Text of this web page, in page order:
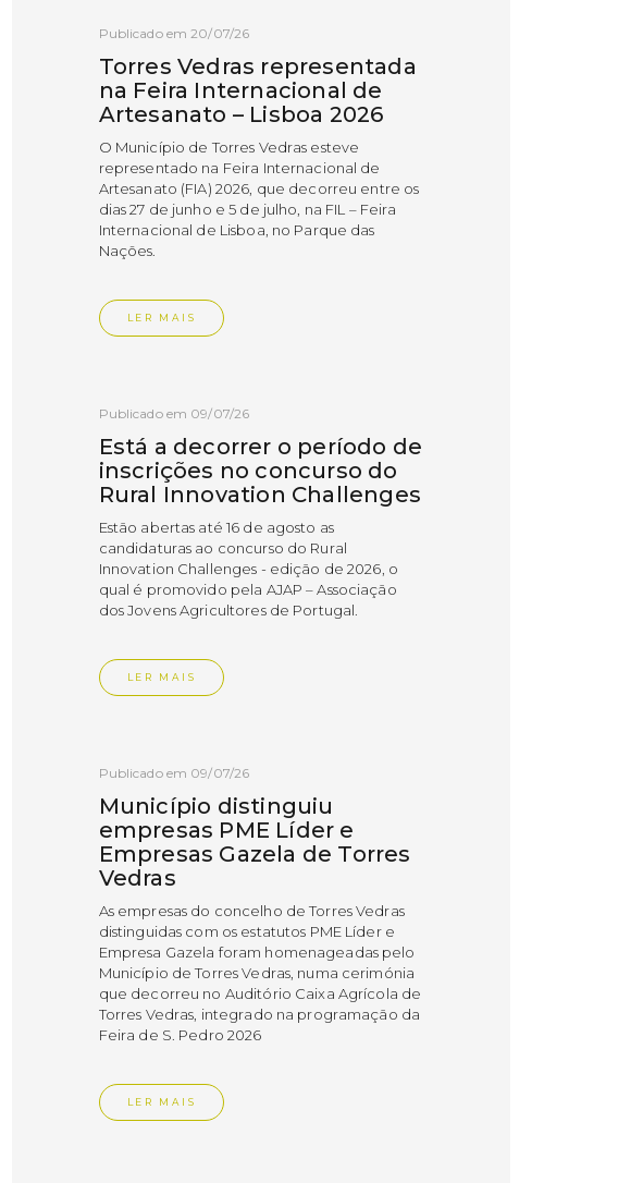
Publicado em 20/07/26
Torres Vedras representada
na Feira Internacional de
Artesanato – Lisboa 2026
O Município de Torres Vedras esteve
representado na Feira Internacional de
Artesanato (FIA) 2026, que decorreu entre os
dias 27 de junho e 5 de julho, na FIL – Feira
Internacional de Lisboa, no Parque das
Nações.
LER MAIS
Publicado em 09/07/26
Está a decorrer o período de
inscrições no concurso do
Rural Innovation Challenges
Estão abertas até 16 de agosto as
candidaturas ao concurso do Rural
Innovation Challenges - edição de 2026, o
qual é promovido pela AJAP – Associação
dos Jovens Agricultores de Portugal.
LER MAIS
Publicado em 09/07/26
Município distinguiu
empresas PME Líder e
Empresas Gazela de Torres
Vedras
As empresas do concelho de Torres Vedras
distinguidas com os estatutos PME Líder e
Empresa Gazela foram homenageadas pelo
Município de Torres Vedras, numa cerimónia
que decorreu no Auditório Caixa Agrícola de
Torres Vedras, integrado na programação da
Feira de S. Pedro 2026
LER MAIS